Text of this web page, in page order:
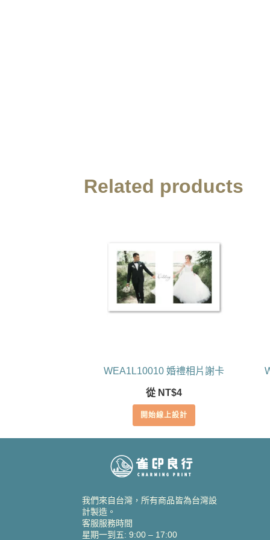
Related products
WEA1L10010 婚禮相片謝卡
從 NT$4
開始線上設計
我們來自台灣，所有商品皆為台灣設
計製造。
客服服務時間
星期一到五: 9:00 – 17:00